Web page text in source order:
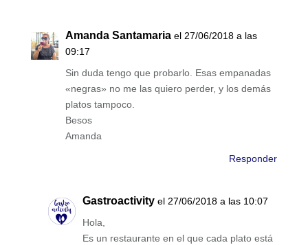
Amanda Santamaria el 27/06/2018 a las
09:17
Sin duda tengo que probarlo. Esas empanadas
«negras» no me las quiero perder, y los demás
platos tampoco.
Besos
Amanda
Responder
Gastroactivity el 27/06/2018 a las 10:07
Hola,
Es un restaurante en el que cada plato está